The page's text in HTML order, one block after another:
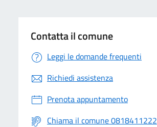
Contatta il comune
Leggi le domande frequenti
Richiedi assistenza
Prenota appuntamento
Chiama il comune 0818411222